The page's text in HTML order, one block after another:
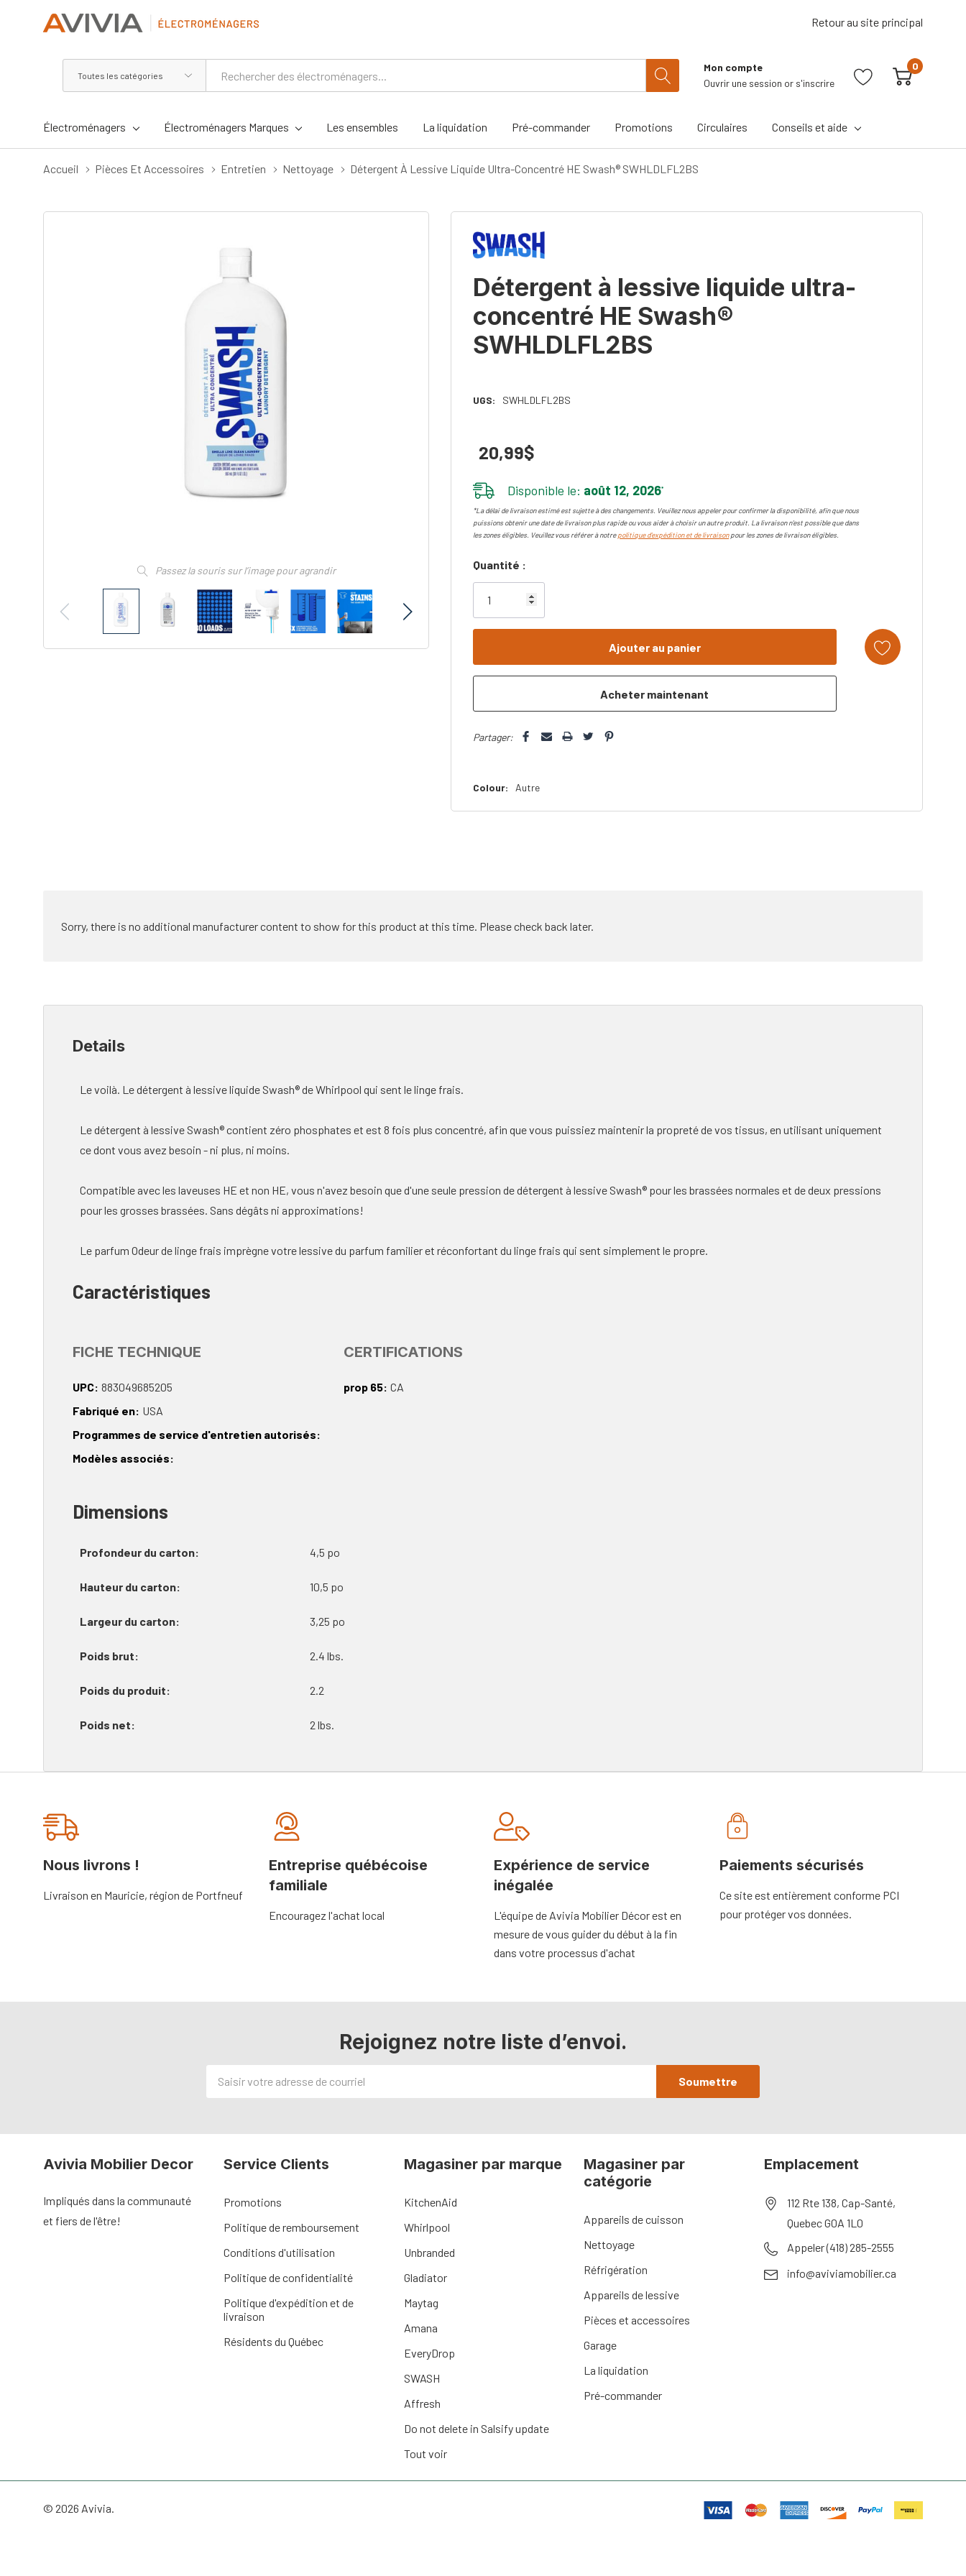
Retour au site principal
les
Mon compte
Ouvrir une session or s'inscrire
0
Électroménagers Électroménagers Marques Les ensembles La liquidation Pré-commander Promotions Circulaires Conseils et aide
Accueil Pièces Et Accessoires Entretien Nettoyage Détergent À Lessive Liquide Ultra-Concentré HE Swash® SWHLDLFL2BS
Passez la souris sur l’image pour agrandir
Détergent à lessive liquide ultra-
concentré HE Swash®
SWHLDLFL2BS
UGS: SWHLDLFL2BS
20,99$
Disponible le: août 12, 2026*
*La délai de livraison estimé est sujette à des changements. Veuillez nous appeler pour confirmer la disponibilité, afin que nous
puissions obtenir une date de livraison plus rapide ou vous aider à choisir un autre produit. La livraison n'est possible que dans
les zones éligibles. Veuillez vous référer à notrepolitique d'expédition et de livraisonpour les zones de livraison éligibles.
Dépêchez-
vous!
plus
Quantité :
Partager:
Colour: Autre
Sorry, there is no additional manufacturer content to show for this product at this time. Please check back later.
Details
Le voilà. Le détergent à lessive liquide Swash® de Whirlpool qui sent le linge frais.
Le détergent à lessive Swash® contient zéro phosphates et est 8 fois plus concentré, afin que vous puissiez maintenir la propreté de vos tissus, en utilisant uniquement
ce dont vous avez besoin - ni plus, ni moins.
Compatible avec les laveuses HE et non HE, vous n'avez besoin que d'une seule pression de détergent à lessive Swash® pour les brassées normales et de deux pressions
pour les grosses brassées. Sans dégâts ni approximations!
Le parfum Odeur de linge frais imprègne votre lessive du parfum familier et réconfortant du linge frais qui sent simplement le propre.
Caractéristiques
FICHE TECHNIQUE
UPC 883049685205
Fabriqué en USA
Programmes de service d'entretien autorisés
Modèles associés
CERTIFICATIONS
prop 65 CA
Dimensions
Profondeur du carton 4,5 po
Hauteur du carton 10,5 po
Largeur du carton 3,25 po
Poids brut 2.4 lbs.
Poids du produit 2.2
Poids net 2 lbs.
personnalisé
Nous livrons !
Livraison en Mauricie, région de Portfneuf
Entreprise québécoise
familiale
Encouragez l'achat local
Expérience de service
inégalée
L'équipe de Avivia Mobilier Décor est en
mesure de vous guider du début à la fin
dans votre processus d'achat
Paiements sécurisés
Ce site est entièrement conforme PCI
pour protéger vos données.
Rejoignez notre liste d’envoi.
de
Avivia Mobilier Decor
Impliqués dans la communauté
et fiers de l'être!
Service Clients
Promotions
Politique de remboursement
Conditions d'utilisation
Politique de confidentialité
Politique d'expédition et de
livraison
Résidents du Québec
Magasiner par marque
KitchenAid
Whirlpool
Unbranded
Gladiator
Maytag
Amana
EveryDrop
SWASH
Affresh
Do not delete in Salsify update
Tout voir
Magasiner par
catégorie
Appareils de cuisson
Nettoyage
Réfrigération
Appareils de lessive
Pièces et accessoires
Garage
La liquidation
Pré-commander
Emplacement
112 Rte 138, Cap-Santé,
Quebec G0A 1L0
Appeler (418) 285-2555
info@aviviamobilier.ca
© 2026 Avivia.